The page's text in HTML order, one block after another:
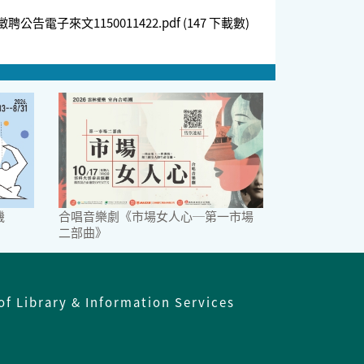
聘公告電子來文1150011422.pdf (147 下載數)
合唱音樂劇《市場女人心─第一市場
二部曲》
Library & Information Services